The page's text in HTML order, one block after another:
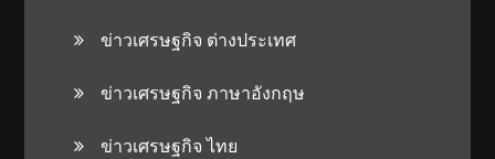
ข่าวเศรษฐกิจ ต่างประเทศ
ข่าวเศรษฐกิจ ภาษาอังกฤษ
ข่าวเศรษฐกิจ ไทย